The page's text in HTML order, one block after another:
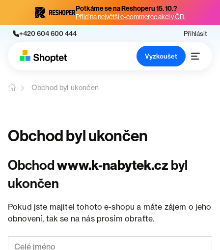
Potkáme se na Reshoperu 15. 10.?
Přijď na největší e-commerce akci v ČR.
+420 604 600 444 Přihlásit
Vyzkoušet
Obchod byl ukončen
Obchod byl ukončen
Obchodwww.k-nabytek.cz byl
ukončen
Pokud jste majitel tohoto e-shopu a máte zájem o jeho
obnovení, tak se na nás prosím obraťte.